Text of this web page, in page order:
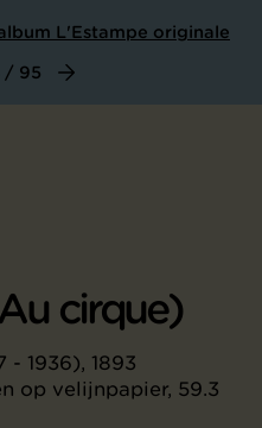
L'Estampe originale
/ 95
cirque)
- 1936), 1893
op velijnpapier, 59.3